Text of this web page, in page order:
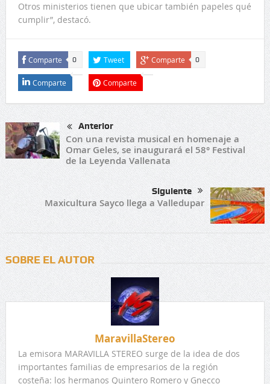
Otros ministerios tienen que ubicar también papeles qué
cumplir”, destacó.
Comparte 0 Tweet Comparte 0
Comparte Comparte
Anterior
Con una revista musical en homenaje a
Omar Geles, se inaugurará el 58° Festival
de la Leyenda Vallenata
Siguiente
Maxicultura Sayco llega a Valledupar
SOBRE EL AUTOR
MaravillaStereo
La emisora MARAVILLA STEREO surge de la idea de dos
importantes familias de empresarios de la región
costeña: los hermanos Quintero Romero y Gnecco